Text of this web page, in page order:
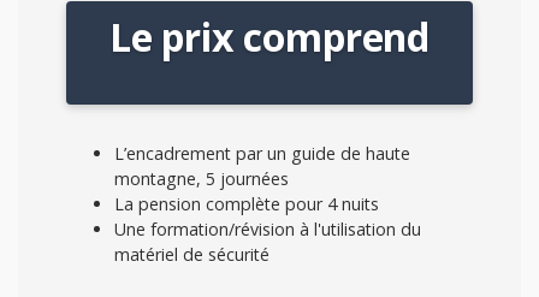
Le prix comprend
L’encadrement par un guide de haute
montagne, 5 journées
La pension complète pour 4 nuits
Une formation/révision à l'utilisation du
matériel de sécurité